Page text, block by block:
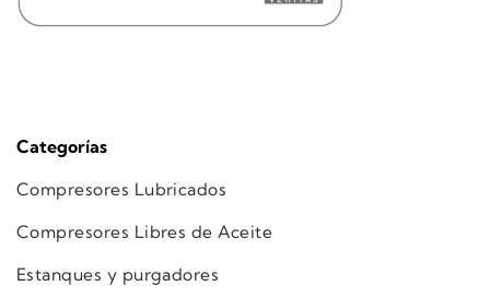
Categorías
Compresores Lubricados
Compresores Libres de Aceite
Estanques y purgadores